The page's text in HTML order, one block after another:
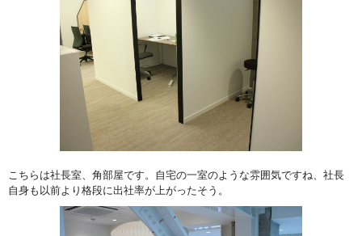
こちらは社長室、角部屋です。自宅の一室のような雰囲気ですね、社長
自身も以前より格段に出社率が上がったそう。